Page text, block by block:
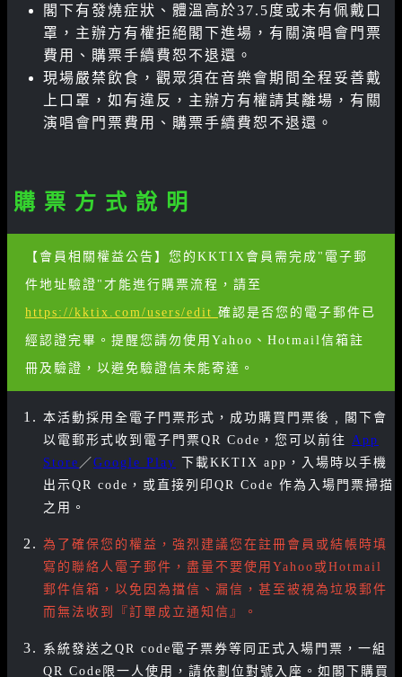
閣下有發燒症狀、體溫高於37.5度或未有佩戴口
罩，主辦方有權拒絕閣下進場，有關演唱會門票
費用、購票手續費恕不退還。
現場嚴禁飲食，觀眾須在音樂會期間全程妥善戴
上口罩，如有違反，主辦方有權請其離場，有關
演唱會門票費用、購票手續費恕不退還。
購 票 方 式 說 明
【會員相關權益公告】您的KKTIX會員需完成"電子郵
件地址驗證"才能進行購票流程，請至
https://kktix.com/users/edit 確認是否您的電子郵件已
經認證完畢。提醒您請勿使用Yahoo、Hotmail信箱註
冊及驗證，以避免驗證信未能寄達。
本活動採用全電子門票形式，成功購買門票後﹐閣下會
以電郵形式收到電子門票QR Code，您可以前往 App
Store ／ Google Play
下載KKTIX app，入場時以手機
出示QR code，或直接列印QR Code 作為入場門票掃描
之用。
為了確保您的權益，強烈建議您在註冊會員或結帳時填
寫的聯絡人電子郵件，盡量不要使用Yahoo或Hotmail
郵件信箱，以免因為擋信、漏信，甚至被視為垃圾郵件
而無法收到『訂單成立通知信』。
系統發送之QR code電子票券等同正式入場門票，一組
QR Code限一人使用，請依劃位對號入座。如閣下購買